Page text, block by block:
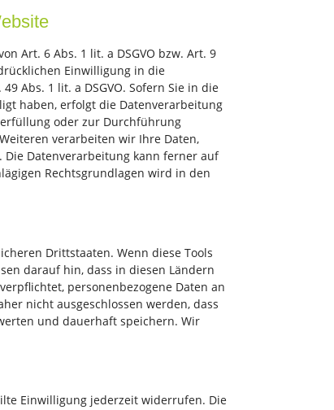
Art. 6 Abs. 1 lit. a DSGVO bzw. Art. 9
Einwilligung in die
Abs. 1 lit. a DSGVO. Sofern Sie in die
haben, erfolgt die Datenverarbeitung
oder zur Durchführung
verarbeiten wir Ihre Daten,
Datenverarbeitung kann ferner auf
Rechtsgrundlagen wird in den
Drittstaaten. Wenn diese Tools
darauf hin, dass in diesen Ländern
personenbezogene Daten an
nicht ausgeschlossen werden, dass
und dauerhaft speichern. Wir
Einwilligung jederzeit widerrufen. Die